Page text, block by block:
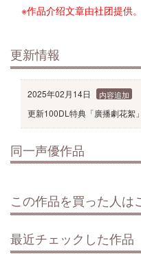
※作品介绍文章由社团提供。
更新情報
2025年02月14日 内容追加
更新100DL特典「廣播劇花絮
同一声優作品
この作品を買った人は
最近チェックした作品